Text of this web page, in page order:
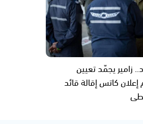
زامير يجمّد تعيين
إعلان كاتس إقالة قائد